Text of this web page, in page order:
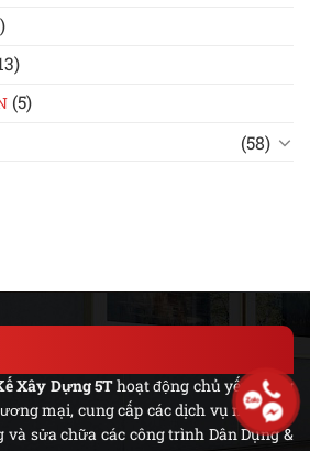
(5)
(58)
Xây Dựng 5Thoạt động chủ yếu trong
mại, cung cấp các dịch vụ như : Tư
và sửa chữa các công trình Dân Dụng &